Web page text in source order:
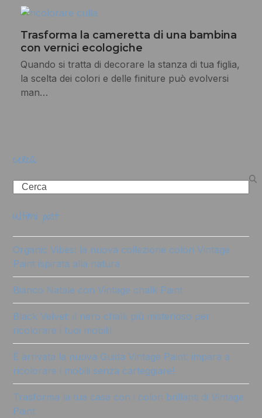
Trasforma la cameretta di una bambina
con vernici ecologiche
Quando si tratta di decorare la stanza di tua figlia,
la scelta dei colori e delle finiture può evolversi
man…
cerca
Search
ultimi post
Organic Vibes: la nuova collezione colori Vintage
Paint ispirata alla natura
Bianco Natale con Vintage chalk Paint
Black Velvet: il nero chalk più misterioso per
ricolorare i tuoi mobili!
È arrivata la nuova Guida Vintage Paint: impara a
ricolorare i mobili senza carteggiare!
Trasforma la tua casa con i colori brillanti di Vintage
Paint